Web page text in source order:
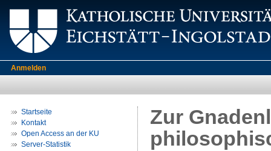
Anmelden
Startseite
Kontakt
Open Access an der KU
Server-Statistik
Zur